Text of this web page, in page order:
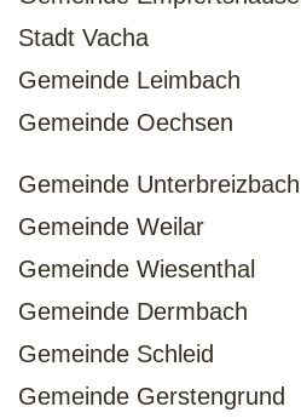
Stadt Vacha
Gemeinde Leimbach
Gemeinde Oechsen
Gemeinde Unterbreizbach
Gemeinde Weilar
Gemeinde Wiesenthal
Gemeinde Dermbach
Gemeinde Schleid
Gemeinde Gerstengrund